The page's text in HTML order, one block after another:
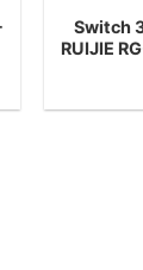
Switch
RUIJIE